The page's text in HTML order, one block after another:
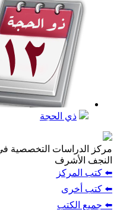
ذي الحجة
مركز الدراسات التخصصية
النجف الأشرف
⬅️ كتب المركز
⬅️ كتب أخرى
⬅️ جميع الكتب